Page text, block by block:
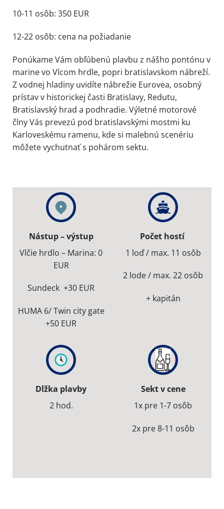
10-11 osôb: 350 EUR
12-22 osôb: cena na požiadanie
Ponúkame Vám obľúbenú plavbu z nášho pontónu v
marine vo Vlcom hrdle, popri bratislavskom nábreží.
Z vodnej hladiny uvidíte nábrežie Eurovea, osobný
prístav v historickej časti Bratislavy, Redutu,
Bratislavský hrad a podhradie. Výletné motorové
člny Vás prevezú pod bratislavskými mostmi ku
Karloveskému ramenu, kde si malebnú scenériu
môžete vychutnať s pohárom sektu.
Nástup – výstup
Vlčie hrdlo – Marina: 0
EUR
Sundeck +30 EUR
HUMA 6/ Twin city gate
+50 EUR
Počet hostí
1 loď / max. 11 osôb
2 lode / max. 22 osôb
+ kapitán
Dlžka plavby
2 hod.
Sekt v cene
1x pre 1-7 osôb
2x pre 8-11 osôb